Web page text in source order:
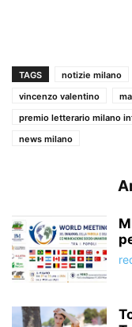
TAGS notizie milano
vincenzo valentino
premio letterario milano
news milano